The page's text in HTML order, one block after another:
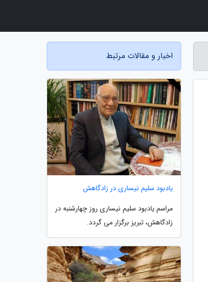
اخبار و مقالات مرتبط
یادبود سلیم نیساری در زادگاهش
مراسم یادبود سلیم نیساری روز چهارشنبه در
زادگاهش، تبریز برگزار می گردد.